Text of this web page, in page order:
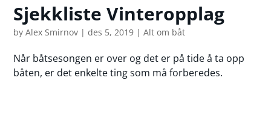
Sjekkliste Vinteropplag
byAlex Smirnov |des 5, 2019 |Alt om båt
Når båtsesongen er over og det er på tide å ta opp
båten, er det enkelte ting som må forberedes.